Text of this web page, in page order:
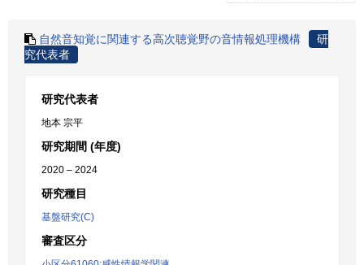
自然音知覚に関連する高次聴覚野の音情報処理機構
研
究代表者
研究代表者
地本 宗平
研究期間 (年度)
2020 – 2024
研究種目
基盤研究(C)
審査区分